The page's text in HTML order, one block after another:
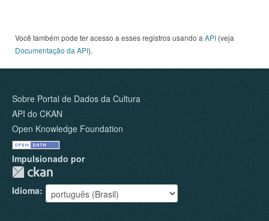
Você também pode ter acesso a esses registros usando a API (veja
Documentação da API).
Sobre Portal de Dados da Cultura
API do CKAN
Open Knowledge Foundation
Impulsionado por
Idioma